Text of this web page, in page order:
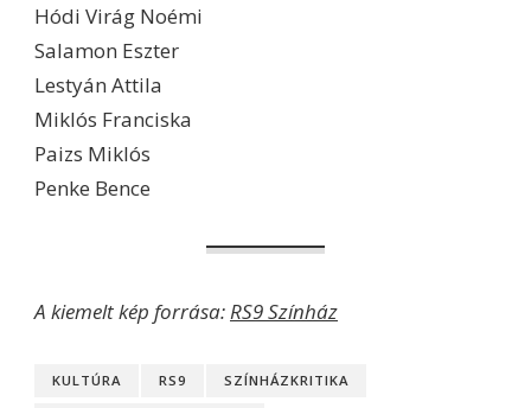
Hódi Virág Noémi
Salamon Eszter
Lestyán Attila
Miklós Franciska
Paizs Miklós
Penke Bence
A kiemelt kép forrása: RS9 Színház
KULTÚRA RS9 SZÍNHÁZKRITIKA